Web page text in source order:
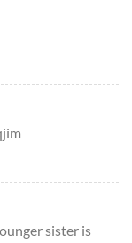
sister is